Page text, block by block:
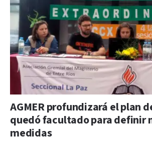
AGMER profundizará el plan
quedó facultado para definir
medidas